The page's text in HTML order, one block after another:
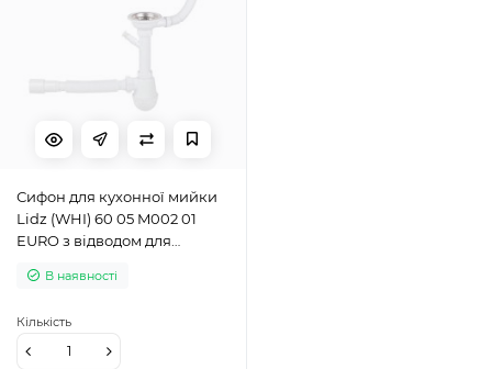
Сифон для кухонної мийки
Lidz (WHI) 60 05 M002 01
EURO з відводом для
мм) В наявності
Кількість